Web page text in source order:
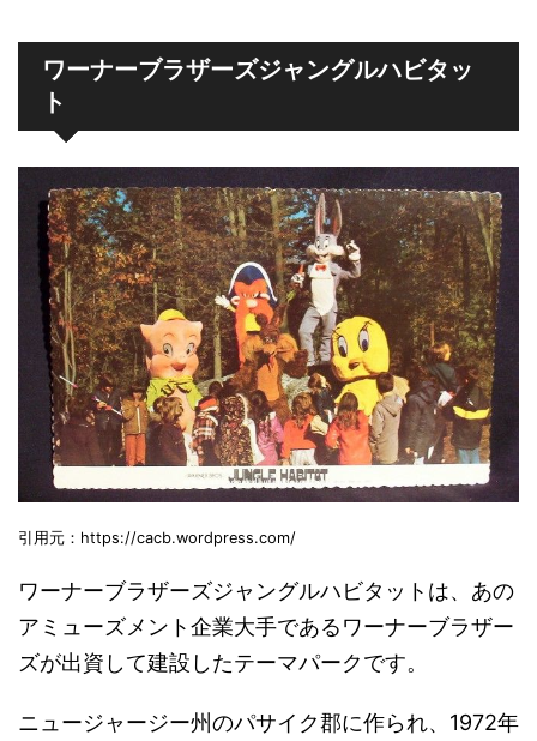
ワーナーブラザーズジャングルハビタッ
ト
引用元：https://cacb.wordpress.com/
ワーナーブラザーズジャングルハビタットは、あの
アミューズメント企業大手であるワーナーブラザー
ズが出資して建設したテーマパークです。
ニュージャージー州のパサイク郡に作られ、1972年